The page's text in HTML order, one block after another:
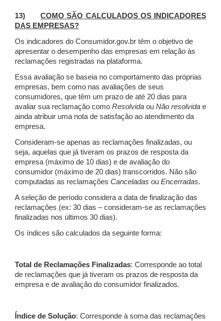
13)COMO SÃO CALCULADOS OS INDICADORES
DAS EMPRESAS?
Os indicadores do Consumidor.gov.br têm o objetivo de
apresentar o desempenho das empresas em relação às
reclamações registradas na plataforma.
Essa avaliação se baseia no comportamento das próprias
empresas, bem como nas avaliações de seus
consumidores, que têm um prazo de até 20 dias para
avaliar sua reclamação como Resolvida ou Não resolvida e
ainda atribuir uma nota de satisfação ao atendimento da
empresa.
Consideram-se apenas as reclamações finalizadas, ou
seja, aquelas que já tiveram os prazos de resposta da
empresa (máximo de 10 dias) e de avaliação do
consumidor (máximo de 20 dias) transcorridos. Não são
computadas as reclamações Canceladas ou Encerradas.
A seleção de período considera a data de finalização das
reclamações (ex: 30 dias – consideram-se as reclamações
finalizadas nos últimos 30 dias).
Os índices são calculados da seguinte forma:
Total de Reclamações Finalizadas: Corresponde ao total
de reclamações que já tiveram os prazos de resposta da
empresa e de avaliação do consumidor finalizados.
Índice de Solução: Corresponde à soma das reclamações